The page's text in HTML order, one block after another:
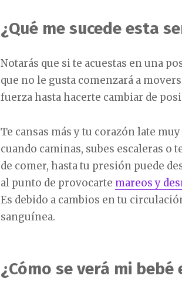
¿Qué me sucede esta
Notarás que si te acuestas en una
que no le gusta comenzará a
fuerza hasta hacerte cambiar de
Te cansas más y tu corazón late
cuando caminas, subes escaleras o
de comer, hasta tu presión puede
al punto de provocarte mareos y
Es debido a cambios en tu
sanguínea.
¿Cómo se verá mi bebé